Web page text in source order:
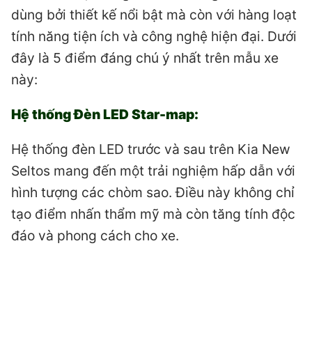
dùng bởi thiết kế nổi bật mà còn với hàng loạt
tính năng tiện ích và công nghệ hiện đại. Dưới
đây là 5 điểm đáng chú ý nhất trên mẫu xe
này:
Hệ thống Đèn LED Star-map:
Hệ thống đèn LED trước và sau trên Kia New
Seltos mang đến một trải nghiệm hấp dẫn với
hình tượng các chòm sao. Điều này không chỉ
tạo điểm nhấn thẩm mỹ mà còn tăng tính độc
đáo và phong cách cho xe.